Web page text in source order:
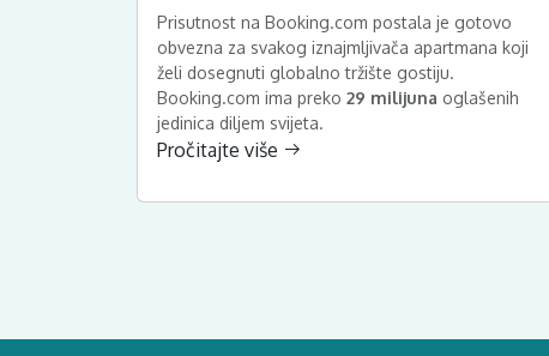
Prisutnost na Booking.com postala je gotovo
obvezna za svakog iznajmljivača apartmana koji
želi dosegnuti globalno tržište gostiju.
Booking.com ima preko 29 milijuna oglašenih
jedinica diljem svijeta.
Pročitajte više